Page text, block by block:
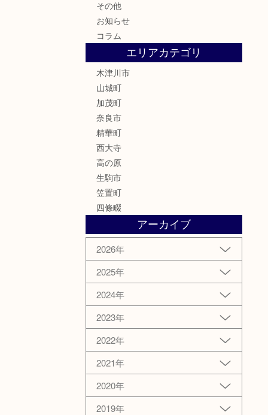
その他
お知らせ
コラム
エリアカテゴリ
木津川市
山城町
加茂町
奈良市
精華町
西大寺
高の原
生駒市
笠置町
四條畷
アーカイブ
2026年
2025年
2024年
2023年
2022年
2021年
2020年
2019年